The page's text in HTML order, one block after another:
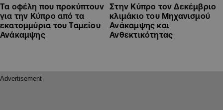
Τα οφέλη που προκύπτουν
για την Κύπρο από τα
εκατομμύρια του Ταμείου
Ανάκαμψης
Στην Κύπρο τον Δεκέμβριο
κλιμάκιο του Μηχανισμού
Ανάκαμψης και
Ανθεκτικότητας